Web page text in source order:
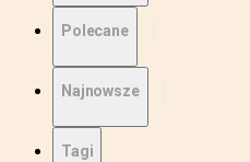
Polecane
Najnowsze
Tagi